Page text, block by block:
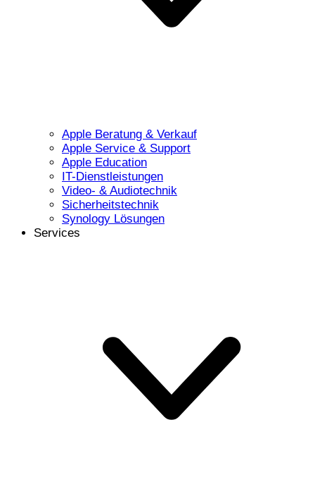
Apple Beratung & Verkauf
Apple Service & Support
Apple Education
IT-Dienstleistungen
Video- & Audiotechnik
Sicherheitstechnik
Synology Lösungen
Services